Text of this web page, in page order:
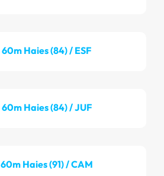
60m Haies (84) / ESF
60m Haies (84) / JUF
60m Haies (91) / CAM